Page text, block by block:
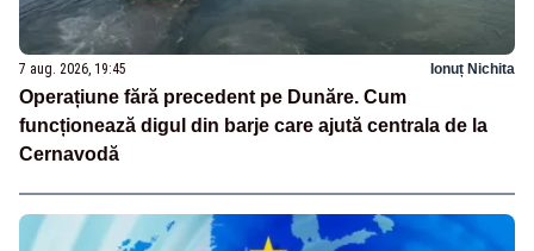
7 aug. 2026, 19:45 Ionuț Nichita
Operațiune fără precedent pe Dunăre. Cum
funcționează digul din barje care ajută centrala de la
Cernavodă